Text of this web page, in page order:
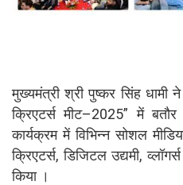
मुख्यमंत्री श्री पुष्कर सिंह धामी
क्रिएटर्स मीट–2025” में
कार्यक्रम में विभिन्न सोशल
क्रिएटर्स, डिजिटल उद्यमी,
किया ।